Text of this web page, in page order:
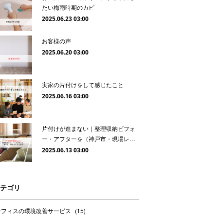
たい梅雨時期のカビ
2025.06.23 03:00
お客様の声
2025.06.20 03:00
実家の片付けをして感じたこと
2025.06.16 03:00
片付けが進まない｜整理収納ビフォ
ー・アフターを（神戸市・現場レ…
2025.06.13 03:00
ゴリ
ィスの環境改善サービス (15)